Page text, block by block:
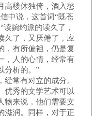
高楼休独倚，酒入愁
中说，这首词“既苍
婉约派的读久了，
久了，又厌倦了，应
，有所偏袒，仍是复
，人的心情，经常有
分析的。”
常有对立的成分。
优秀的文学艺术可以
物来说，他们需要文
滋润。同样，对于正